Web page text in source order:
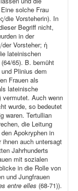
solche Frau
die Vorsteherin). In
Begriff nicht,
in der
Vorsteher; ἡ
lateinischen
65). B. bemüht
Plinius dem
Frauen als
lateinische
vermutet. Auch wenn
wurde, so bedeutet
waren. Tertullian
die Leitung
Apokryphen in
auch untersagt
Jahrhunderts
mit sozialen
in die Rolle von
und Jungfrauen
entre elles (68-71)).